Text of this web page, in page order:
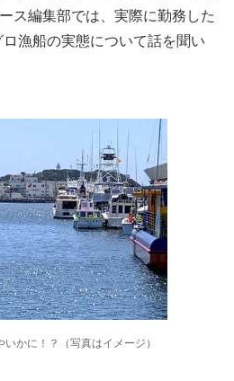
ス編集部では、実際に勤務した
漁船の実態について話を聞い
かに！？（写真はイメージ）